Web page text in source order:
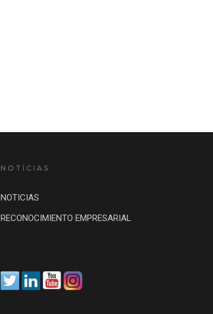
NOTÍCIAS
NOTICIAS
RECONOCIMIENTO EMPRESARIAL